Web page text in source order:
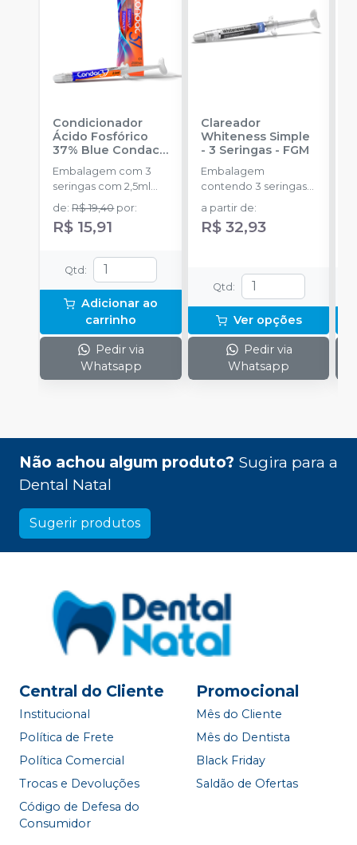
Condicionador
Ácido Fosfórico
37% Blue Condac-
FGM
Embalagem com 3
seringas com 2,5ml
cada uma e 3
ponteiras para
aplicação.
de:R$ 19,40 por:
R$ 15,91
Qtd :
Adicionar ao
carrinho
Pedir via
Whatsapp
Clareador
Whiteness Simple
- 3 Seringas- FGM
Embalagem
contendo 3 seringas
com 3g de gel cada
uma.
a partir de:
R$ 32,93
Qtd :
Ver opções
Pedir via
Whatsapp
Não achou algum produto? Sugira para a
Dental Natal
Sugerir produtos
Central do Cliente
Institucional
Política de Frete
Política Comercial
Trocas e Devoluções
Código de Defesa do
Consumidor
Promocional
Mês do Cliente
Mês do Dentista
Black Friday
Saldão de Ofertas